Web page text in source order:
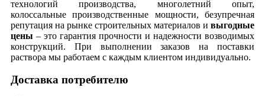
технологий производства, многолетний опыт,
колоссальные производственные мощности, безупречная
репутация на рынке строительных материалов и выгодные
цены – это гарантия прочности и надежности возводимых
конструкций. При выполнении заказов на поставки
раствора мы работаем с каждым клиентом индивидуально.
Доставка потребителю